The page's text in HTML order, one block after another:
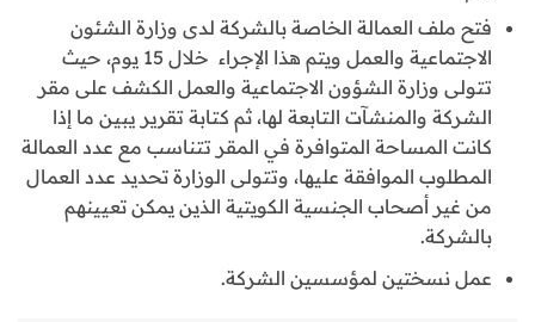
فتح ملف العمالة الخاصة بالشركة لدى وزارة الشئون
الاجتماعية والعمل ويتم هذا الإجراء خلال 15 يوم، حيث
تتولى وزارة الشؤون الاجتماعية والعمل الكشف على مقر
الشركة والمنشآت التابعة لها، ثم كتابة تقرير يبين ما إذا
كانت المساحة المتوافرة في المقر تتناسب مع عدد العمالة
المطلوب الموافقة عليها، وتتولى الوزارة تحديد عدد العمال
من غير أصحاب الجنسية الكويتية الذين يمكن تعيينهم
بالشركة.
عمل نسختين لمؤسسين الشركة.